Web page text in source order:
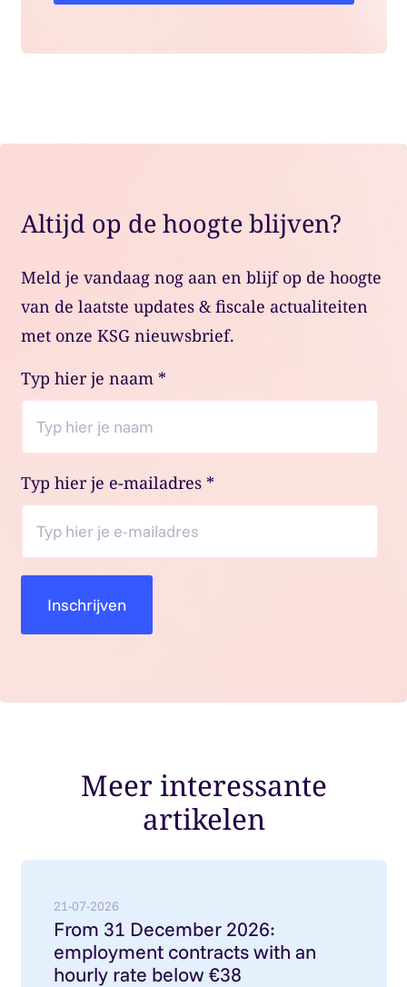
Altijd op de hoogte blijven?
Meld je vandaag nog aan en blijf op de hoogte
van de laatste updates & fiscale actualiteiten
met onze KSG nieuwsbrief.
Typ hier je naam *
Typ hier je e-mailadres *
Meer interessante
artikelen
21-07-2026
From 31 December 2026:
employment contracts with an
hourly rate below €38